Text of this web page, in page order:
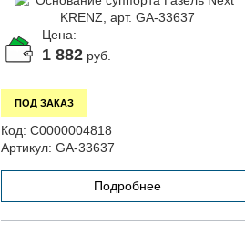
Цена:
1 882руб.
ПОД ЗАКАЗ
Код: С0000004818
Артикул: GA-33637
Подробнее